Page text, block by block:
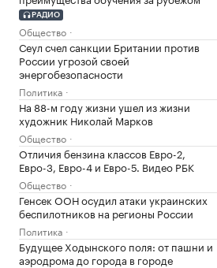
РАДИО
Общество
Сеул счел санкции Британии против
России угрозой своей
энергобезопасности
Политика
На 88-м году жизни ушел из жизни
художник Николай Марков
Общество
Отличия бензина классов Евро-2,
Евро-3, Евро-4 и Евро-5. Видео РБК
Общество
Генсек ООН осудил атаки украинских
беспилотников на регионы России
Политика
Будущее Ходынского поля: от пашни и
аэродрома до города в городе